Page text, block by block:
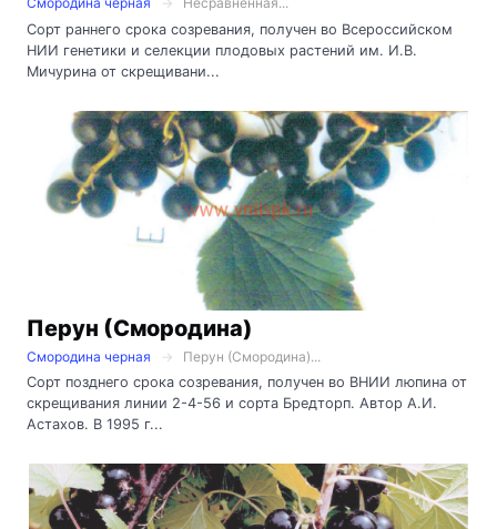
Сорт раннего срока созревания, получен во Всероссийском
НИИ генетики и селекции плодовых растений им. И.В.
Мичурина от скрещивани...
Перун (Смородина)
Смородина черная
Перун (Смородина)...
Сорт позднего срока созревания, получен во ВНИИ люпина от
скрещивания линии 2-4-56 и сорта Бредторп. Автор А.И.
Астахов. В 1995 г...